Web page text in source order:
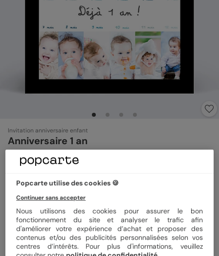
Invitation anniversaire enfant
Anniversaire 1 an
avis)
Format
Papier Papier Satiné
Popcarte utilise des cookies 🍪
Continuer sans accepter
Nous utilisons des cookies pour assurer le bon
fonctionnement du site et analyser le trafic afin
d'améliorer votre expérience d’achat et proposer des
contenus et/ou des publicités personnalisées selon vos
centres d’intérêts. Pour plus d'informations, veuillez